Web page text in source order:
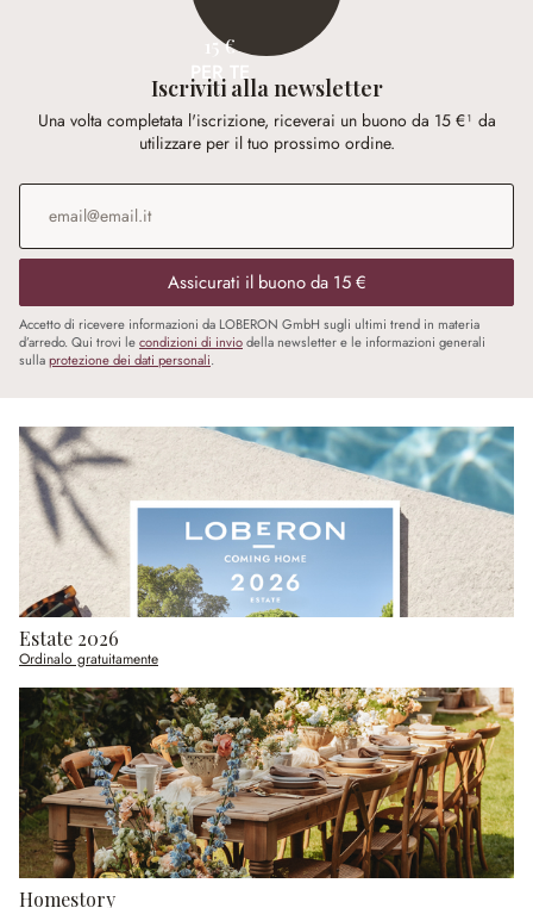
15 €
PER TE
Iscriviti alla newsletter
Una volta completata l'iscrizione, riceverai un buono da 15 €¹ da
utilizzare per il tuo prossimo ordine.
Indirizzo e-mail
Assicurati il buono da 15 €
Accetto di ricevere informazioni da LOBERON GmbH sugli ultimi trend in materia
d’arredo. Qui trovi lecondizioni di inviodella newsletter e le informazioni generali
sullaprotezione dei dati personali.
Estate 2026
Ordinalo gratuitamente
Homestory